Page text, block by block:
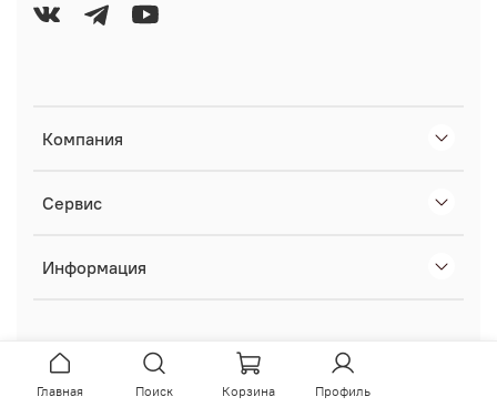
Компания
Сервис
Информация
Главная Поиск Корзина Профиль